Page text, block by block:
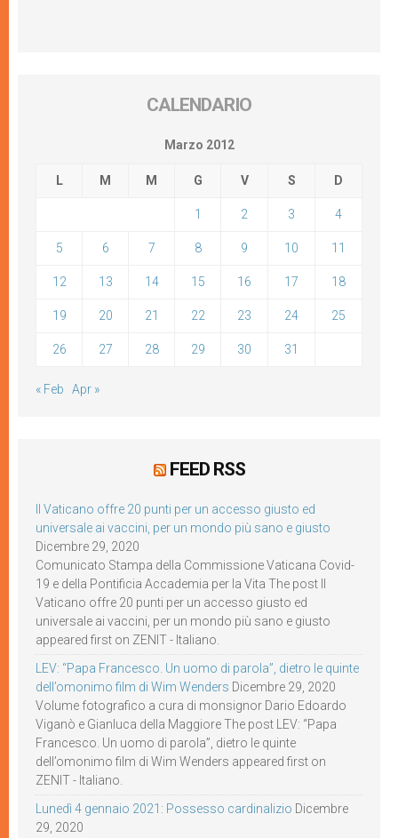
CALENDARIO
Marzo 2012
L M M G V S D
1 2 3 4
5 6 7 8 9 10 11
12 13 14 15 16 17 18
19 20 21 22 23 24 25
26 27 28 29 30 31
« Feb Apr »
FEED RSS
Il Vaticano offre 20 punti per un accesso giusto ed
universale ai vaccini, per un mondo più sano e giusto
Dicembre 29, 2020
Comunicato Stampa della Commissione Vaticana Covid-
19 e della Pontificia Accademia per la Vita The post Il
Vaticano offre 20 punti per un accesso giusto ed
universale ai vaccini, per un mondo più sano e giusto
appeared first on ZENIT - Italiano.
LEV: “Papa Francesco. Un uomo di parola”, dietro le quinte
dell’omonimo film di Wim Wenders Dicembre 29, 2020
Volume fotografico a cura di monsignor Dario Edoardo
Viganò e Gianluca della Maggiore The post LEV: “Papa
Francesco. Un uomo di parola”, dietro le quinte
dell’omonimo film di Wim Wenders appeared first on
ZENIT - Italiano.
Lunedì 4 gennaio 2021: Possesso cardinalizio Dicembre
29, 2020